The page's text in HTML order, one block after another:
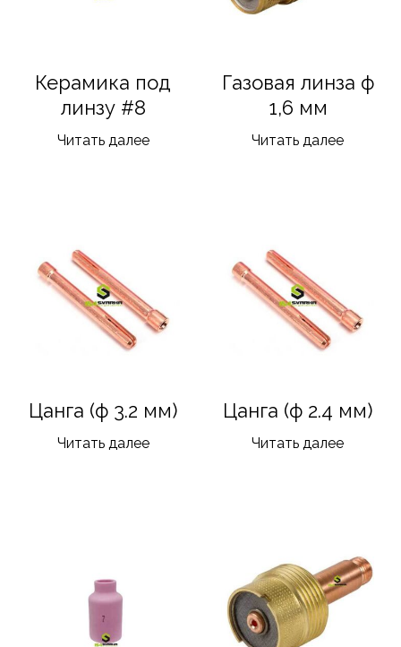
Керамика под
линзу #8
Читать далее
Газовая линза ф
1,6 мм
Читать далее
Цанга (ф 3.2 мм)
Читать далее
Цанга (ф 2.4 мм)
Читать далее